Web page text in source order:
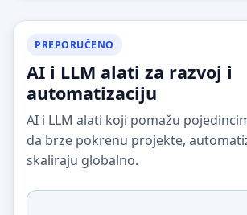
PREPORUČENO
AI i LLM alati za razvoj i
automatizaciju
AI i LLM alati koji pomažu
da brze pokrenu projekte,
skaliraju globalno.